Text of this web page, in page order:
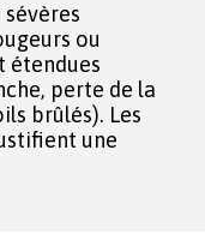
ou
étendues
perte de la
brûlés). Les
une